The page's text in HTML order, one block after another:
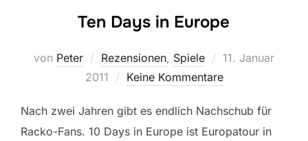
Ten Days in Europe
von Peter Rezensionen, Spiele
Veröffentlicht
am
11. Januar
2011
Keine Kommentare
Nach zwei Jahren gibt es endlich Nachschub für
Racko-Fans. 10 Days in Europe ist Europatour in